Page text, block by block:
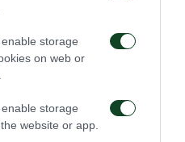
storage
on web or
storage
website or app.
παρουσιάζει το νέο
υπερσύγχρονο πούλμαν
της ομάδας